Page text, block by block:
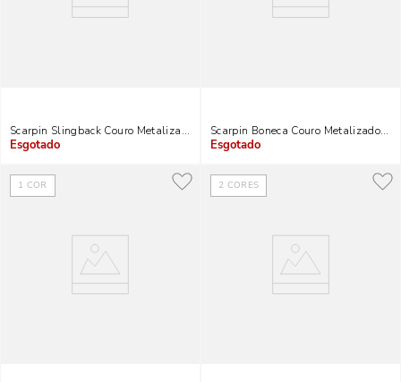
Scarpin Slingback Couro Metalizado Dourado Salto Fino
Indisponível
Scarpin Boneca Couro Metalizado
Indisponível
1 COR 2 CORES